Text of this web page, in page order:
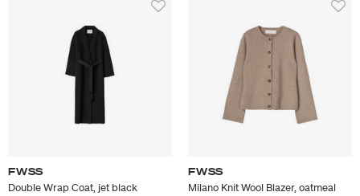
FWSS
Double Wrap Coat, jet black
FWSS
Milano Knit Wool Blazer, oatmeal